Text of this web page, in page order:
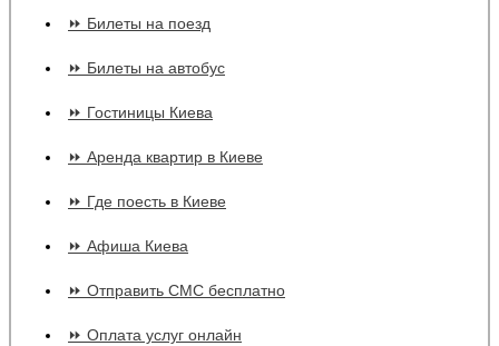
⏩ Билеты на поезд
⏩ Билеты на автобус
⏩ Гостиницы Киева
⏩ Аренда квартир в Киеве
⏩ Где поесть в Киеве
⏩ Афиша Киева
⏩ Отправить СМС бесплатно
⏩ Оплата услуг онлайн